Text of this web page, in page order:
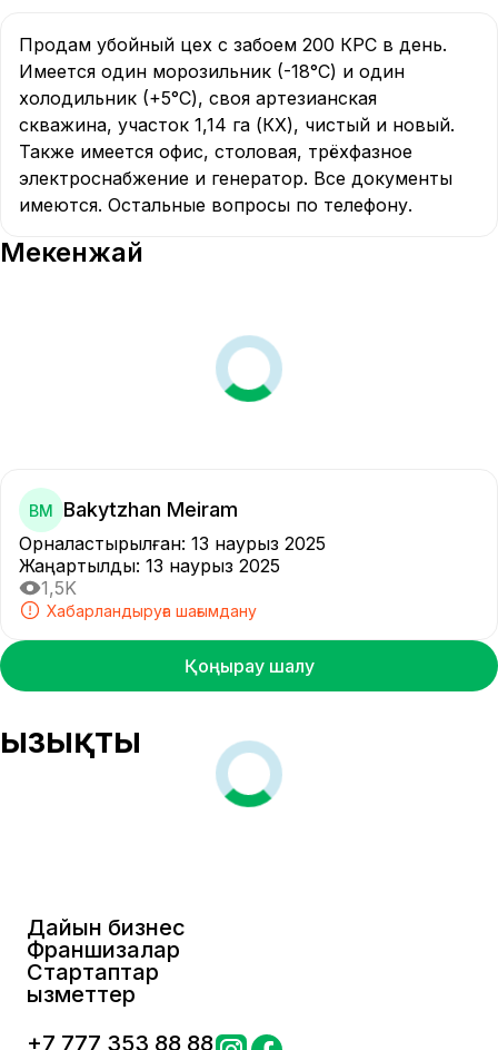
Продам убойный цех с забоем 200 КРС в день.
Имеется один морозильник (-18°С) и один
холодильник (+5°С), своя артезианская
скважина, участок 1,14 га (КХ), чистый и новый.
Также имеется офис, столовая, трёхфазное
электроснабжение и генератор. Все документы
имеются. Остальные вопросы по телефону.
Мекенжай
BM Bakytzhan Meiram
Орналастырылған: 13 наурыз 2025
Жаңартылды: 13 наурыз 2025
1,5K
Хабарландыруға шағымдану
Қоңырау шалу
Қызықты
Дайын бизнес
Франшизалар
Стартаптар
Қызметтер
+7 777 353 88 88